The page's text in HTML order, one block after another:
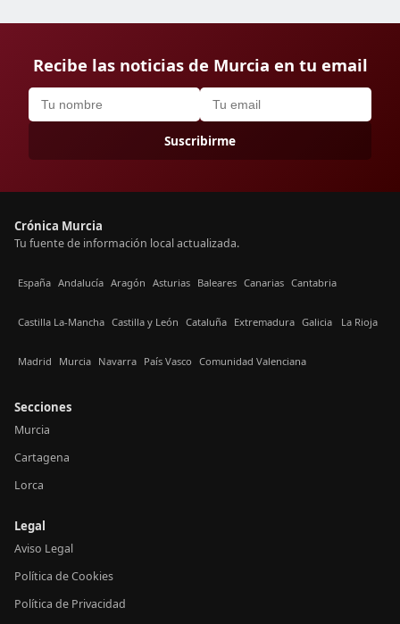
Recibe las noticias de Murcia en tu email
Suscribirme
Crónica Murcia
Tu fuente de información local actualizada.
España Andalucía Aragón Asturias Baleares Canarias Cantabria
Castilla La-Mancha Castilla y León Cataluña Extremadura Galicia La Rioja
Madrid Murcia Navarra País Vasco Comunidad Valenciana
Secciones
Murcia
Cartagena
Lorca
Legal
Aviso Legal
Política de Cookies
Política de Privacidad